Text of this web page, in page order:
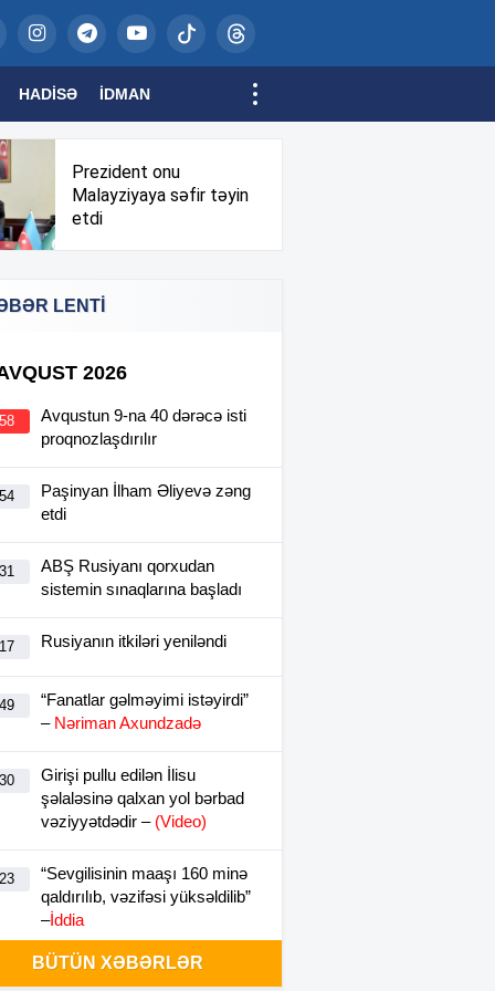
HADISƏ İDMAN
Prezident onu
Malayziyaya səfir təyin
etdi
LENTİ
2026
Avqustun 9-na 40 dərəcə isti
proqnozlaşdırılır
Paşinyan İlham Əliyevə zəng
etdi
ABŞ Rusiyanı qorxudan
sistemin sınaqlarına başladı
Rusiyanın itkiləri yeniləndi
“Fanatlar gəlməyimi istəyirdi”
– Nəriman Axundzadə
Girişi pullu edilən İlisu
şəlaləsinə qalxan yol bərbad
vəziyyətdədir –(Video)
“Sevgilisinin maaşı 160 minə
qaldırılıb, vəzifəsi yüksəldilib”
–İddia
Gürcüstanda dövlət bayraqları
BÜTÜN XƏBƏRLƏR